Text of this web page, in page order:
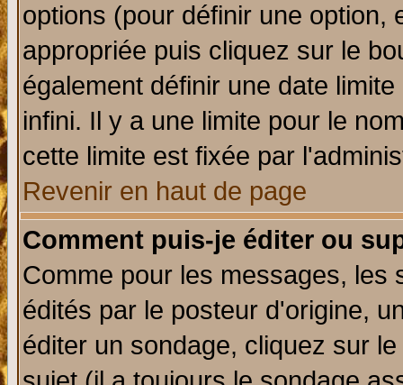
options (pour définir une option,
appropriée puis cliquez sur le
également définir une date
infini. Il y a une limite pour le
cette limite est fixée par
Revenir en haut de page
Comment puis-je éditer ou
Comme pour les messages, les
édités par le posteur d'origine,
éditer un sondage, cliquez sur